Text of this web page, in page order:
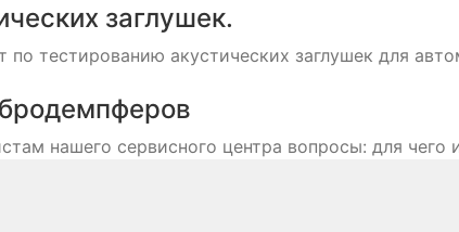
заглушек.
тестированию акустических заглушек для
нашего сервисного центра вопросы: для